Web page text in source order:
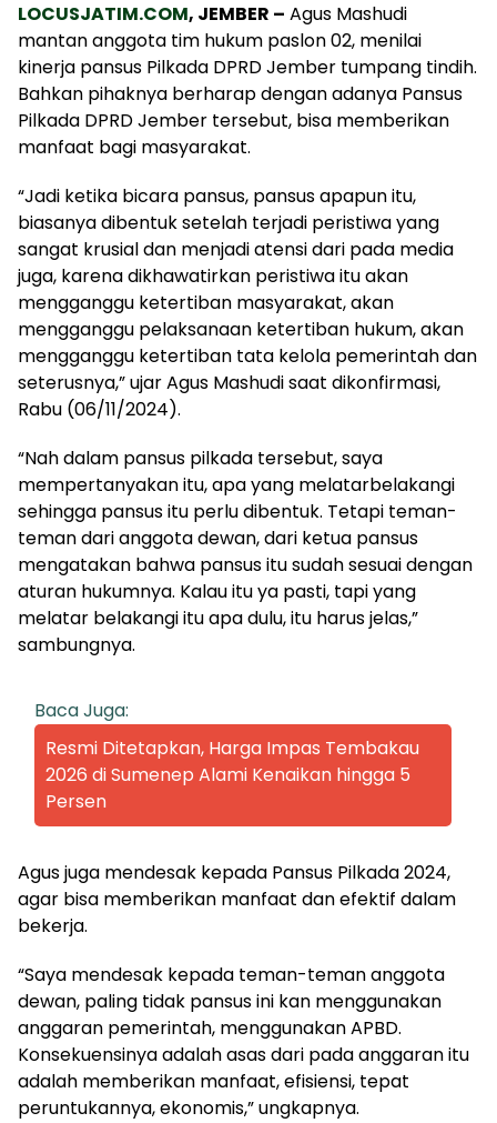
LOCUSJATIM.COM, JEMBER – Agus Mashudi
mantan anggota tim hukum paslon 02, menilai
kinerja pansus Pilkada DPRD Jember tumpang tindih.
Bahkan pihaknya berharap dengan adanya Pansus
Pilkada DPRD Jember tersebut, bisa memberikan
manfaat bagi masyarakat.
“Jadi ketika bicara pansus, pansus apapun itu,
biasanya dibentuk setelah terjadi peristiwa yang
sangat krusial dan menjadi atensi dari pada media
juga, karena dikhawatirkan peristiwa itu akan
mengganggu ketertiban masyarakat, akan
mengganggu pelaksanaan ketertiban hukum, akan
mengganggu ketertiban tata kelola pemerintah dan
seterusnya,” ujar Agus Mashudi saat dikonfirmasi,
Rabu (06/11/2024).
“Nah dalam pansus pilkada tersebut, saya
mempertanyakan itu, apa yang melatarbelakangi
sehingga pansus itu perlu dibentuk. Tetapi teman-
teman dari anggota dewan, dari ketua pansus
mengatakan bahwa pansus itu sudah sesuai dengan
aturan hukumnya. Kalau itu ya pasti, tapi yang
melatar belakangi itu apa dulu, itu harus jelas,”
sambungnya.
Baca Juga:
Resmi Ditetapkan, Harga Impas Tembakau
2026 di Sumenep Alami Kenaikan hingga 5
Persen
Agus juga mendesak kepada Pansus Pilkada 2024,
agar bisa memberikan manfaat dan efektif dalam
bekerja.
“Saya mendesak kepada teman-teman anggota
dewan, paling tidak pansus ini kan menggunakan
anggaran pemerintah, menggunakan APBD.
Konsekuensinya adalah asas dari pada anggaran itu
adalah memberikan manfaat, efisiensi, tepat
peruntukannya, ekonomis,” ungkapnya.